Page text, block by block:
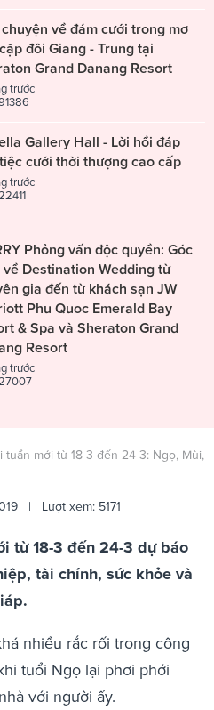
về đám cưới trong mơ
đôi Giang - Trung tại
Grand Danang Resort
trước
Gallery Hall - Lời hồi đáp
cưới thời thượng cao cấp
trước
Phỏng vấn độc quyền: Góc
về Destination Wedding từ
gia đến từ khách sạn JW
Phu Quoc Emerald Bay
& Spa và Sheraton Grand
Resort
trước
tuần mới từ 18-3 đến 24-3: Ngọ, Mùi,
| Lượt xem: 5171
từ 18-3 đến 24-3 dự báo
tài chính, sức khỏe và
nhiều rắc rối trong công
tuổi Ngọ lại phơi phới
với người ấy.